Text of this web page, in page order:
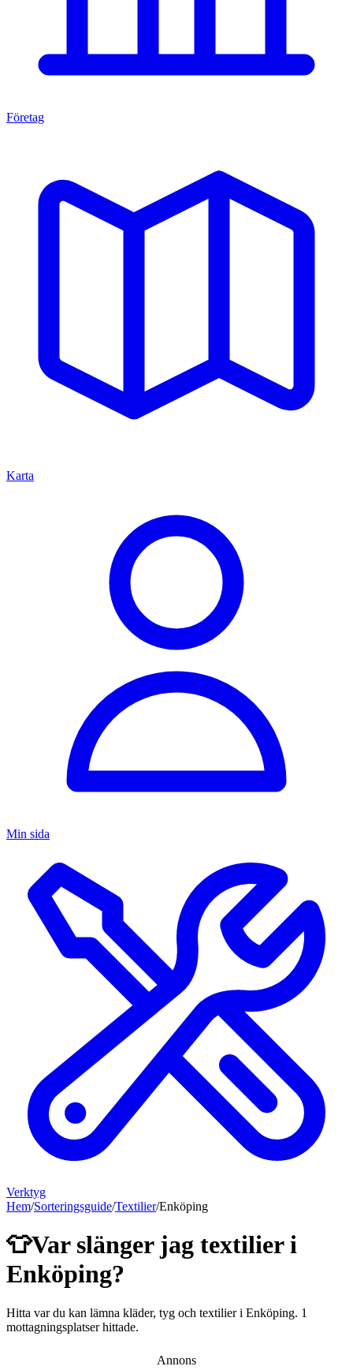
Företag
Karta
Min sida
Verktyg
Hem/Sorteringsguide/Textilier/Enköping
👕Var slänger jag textilieri
Enköping?
Hitta var du kan lämna kläder, tyg och textilieri Enköping. 1
mottagningsplatser hittade.
Annons